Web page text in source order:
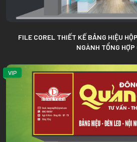
FILE COREL THIẾT KẾ BẢNG HIỆU
NGÀNH TỔNG
VIP